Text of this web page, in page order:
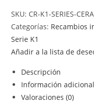
SKU: CR-K1-SERIES-
Categorías: Recambios
Serie K1
Añadir a la lista de
Descripción
Información adicional
Valoraciones (0)